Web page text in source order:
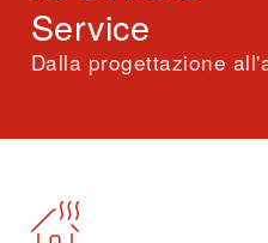
Service
Dalla progettazione